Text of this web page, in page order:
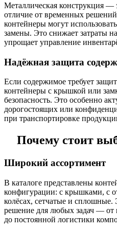
Металлическая конструкция —
отличие от временных решений
контейнеры могут
замены. Это снижает затраты
упрощает управление
Надёжная защита
Если содержимое требует
контейнеры с крышкой или
безопасность. Это особенно
дорогостоящих или
при транспортировке
Почему стоит
Широкий ассортимент
В каталоге представлены
конфигурации: с крышками, с
колёсах, сетчатые и сплошные.
решение для любых задач — от
до постоянной логистики